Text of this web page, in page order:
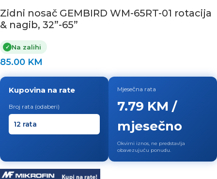
Zidni nosač GEMBIRD WM-65RT-01 rotacija
& nagib, 32”-65”
✓ Na zalihi
85.00 KM
Kupovina na rate
Broj rata (odaberi)
Mjesečna rata
7.79 KM /
mjesečno
Okvirni iznos, ne predstavlja
obavezujuću ponudu.